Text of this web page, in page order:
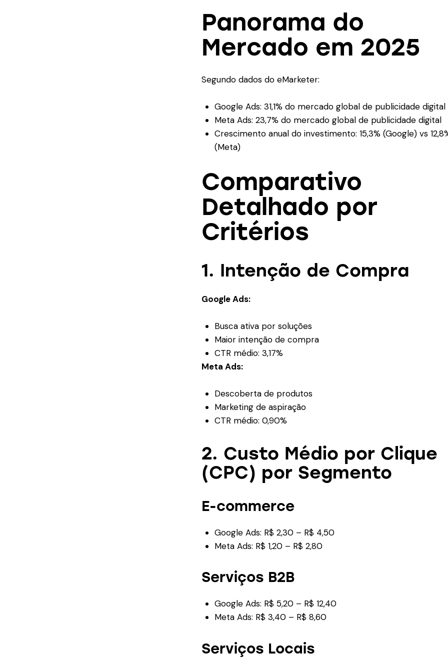
Panorama do
Mercado em 2025
Segundo dados do eMarketer:
Google Ads: 31,1% do mercado global de publicidade digital
Meta Ads: 23,7% do mercado global de publicidade digital
Crescimento anual do investimento: 15,3% (Google) vs
(Meta)
Comparativo
Detalhado por
Critérios
1. Intenção de Compra
Google Ads:
Busca ativa por soluções
Maior intenção de compra
CTR médio: 3,17%
Meta Ads:
Descoberta de produtos
Marketing de aspiração
CTR médio: 0,90%
2. Custo Médio por Clique
(CPC) por Segmento
E-commerce
Google Ads: R$ 2,30 – R$ 4,50
Meta Ads: R$ 1,20 – R$ 2,80
Serviços B2B
Google Ads: R$ 5,20 – R$ 12,40
Meta Ads: R$ 3,40 – R$ 8,60
Serviços Locais